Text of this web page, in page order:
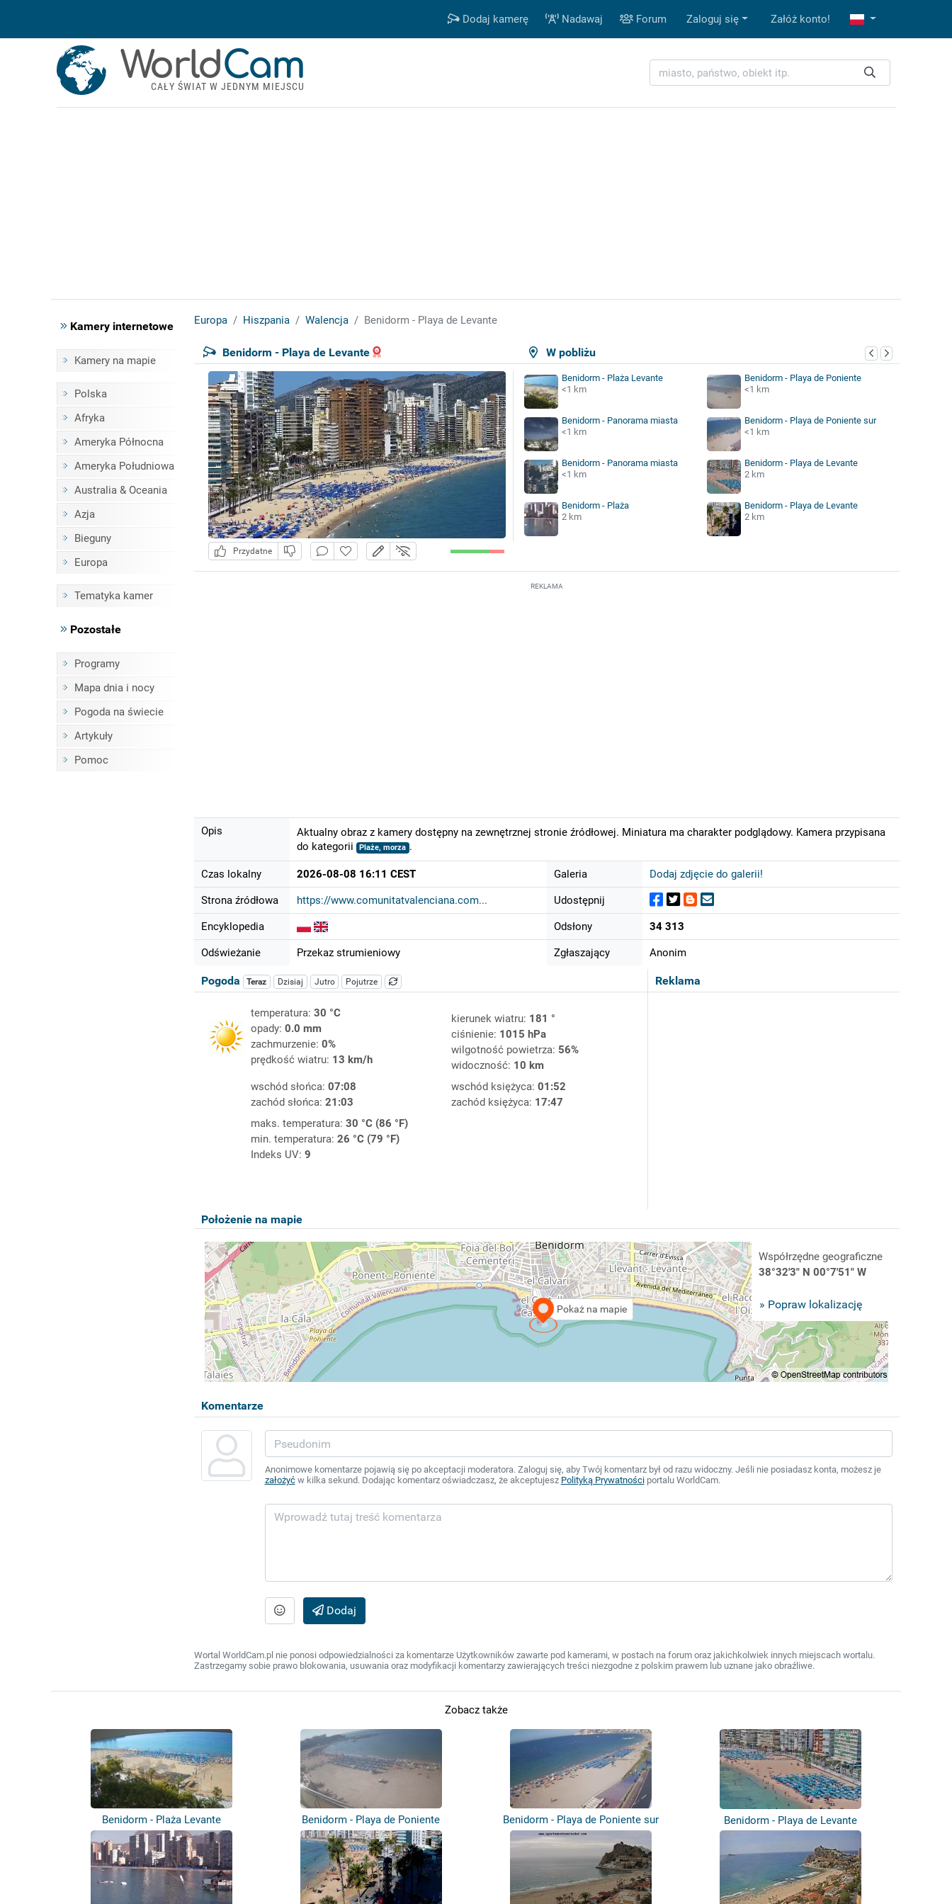
Dodaj kamerę Nadawaj Forum Zaloguj się Załóż konto!
WorldCam
CAŁY ŚWIAT W JEDNYM MIEJSCU
Kamery internetowe
Kamery na mapie
Polska
Afryka
Ameryka Północna
Ameryka Południowa
Australia & Oceania
Azja
Bieguny
Europa
Tematyka kamer
Pozostałe
Programy
Mapa dnia i nocy
Pogoda na świecie
Artykuły
Pomoc
Europa Hiszpania Walencja Benidorm - Playa de Levante
W pobliżu
Benidorm - Playa de Levante
Przydatne
Benidorm - Plaża Levante
<1 km
Benidorm - Playa de Poniente
<1 km
Benidorm - Panorama miasta
<1 km
Benidorm - Playa de Poniente sur
<1 km
Benidorm - Panorama miasta
<1 km
Benidorm - Playa de Levante
2 km
Benidorm - Plaża
2 km
Benidorm - Playa de Levante
2 km
REKLAMA
Opis
Aktualny obraz z kamery dostępny na zewnętrznej stronie źródłowej. Miniatura ma charakter podglądowy. Kamera przypisana
do kategorii
Plaże, morza .
Czas lokalny 2026-08-08 16:11 CEST
Strona źródłowa https://www.comunitatvalenciana.com...
Encyklopedia
Odświeżanie Przekaz strumieniowy
Galeria Dodaj zdjęcie do galerii!
Udostępnij
Odsłony 34 313
Zgłaszający Anonim
Reklama
Pogoda Teraz Dzisiaj Jutro Pojutrze
temperatura: 30 °C
opady: 0.0 mm
zachmurzenie: 0%
prędkość wiatru: 13 km/h
kierunek wiatru: 181 °
ciśnienie: 1015 hPa
wilgotność powietrza: 56%
widoczność: 10 km
wschód słońca: 07:08
zachód słońca: 21:03
wschód księżyca: 01:52
zachód księżyca: 17:47
maks. temperatura: 30 °C (86 °F)
min. temperatura: 26 °C (79 °F)
Indeks UV: 9
Położenie na mapie
Pokaż na mapie
Współrzędne geograficzne
38°32'3" N 00°7'51" W
» Popraw lokalizację
Komentarze
Anonimowe komentarze pojawią się po akceptacji moderatora. Zaloguj się, aby Twój komentarz był od razu widoczny. Jeśli nie posiadasz konta, możesz je
założyćw kilka sekund. Dodając komentarz oświadczasz, że akceptujesz Polityką Prywatnościportalu WorldCam.
Dodaj
Wortal WorldCam.pl nie ponosi odpowiedzialności za komentarze Użytkowników zawarte pod kamerami, w postach na forum oraz jakichkolwiek innych miejscach wortalu.
Zastrzegamy sobie prawo blokowania, usuwania oraz modyfikacji komentarzy zawierających treści niezgodne z polskim prawem lub uznane jako obraźliwe.
Zobacz także
Benidorm - Plaża Levante Benidorm - Playa de Poniente Benidorm - Playa de Poniente sur Benidorm - Playa de Levante